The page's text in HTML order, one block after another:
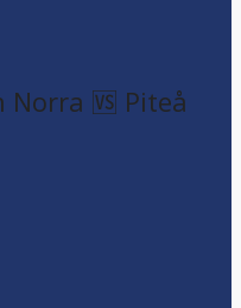
Norra 🆚 Piteå